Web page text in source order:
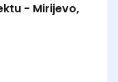
- Mirijevo,